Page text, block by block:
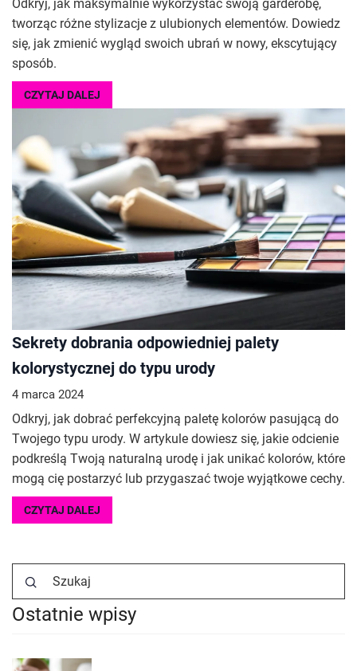
Odkryj, jak maksymalnie wykorzystać swoją garderobę,
tworząc różne stylizacje z ulubionych elementów. Dowiedz
się, jak zmienić wygląd swoich ubrań w nowy, ekscytujący
sposób.
CZYTAJ DALEJ
Sekrety dobrania odpowiedniej palety
kolorystycznej do typu urody
4 marca 2024
Odkryj, jak dobrać perfekcyjną paletę kolorów pasującą do
Twojego typu urody. W artykule dowiesz się, jakie odcienie
podkreślą Twoją naturalną urodę i jak unikać kolorów, które
mogą cię postarzyć lub przygaszać twoje wyjątkowe cechy.
CZYTAJ DALEJ
Ostatnie wpisy